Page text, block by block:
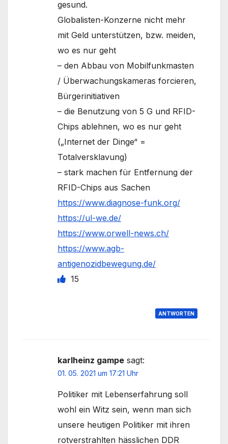
gesund.
Globalisten-Konzerne nicht mehr
mit Geld unterstützen, bzw. meiden,
wo es nur geht
– den Abbau von Mobilfunkmasten
/ Überwachungskameras forcieren,
Bürgerinitiativen
– die Benutzung von 5 G und RFID-
Chips ablehnen, wo es nur geht
(„Internet der Dinge“ =
Totalversklavung)
– stark machen für Entfernung der
RFID-Chips aus Sachen
https://www.diagnose-funk.org/
https://ul-we.de/
https://www.orwell-news.ch/
https://www.agb-
antigenozidbewegung.de/
15
ANTWORTEN
karlheinz gampe sagt:
01. 05. 2021 um 17:21 Uhr
Politiker mit Lebenserfahrung soll
wohl ein Witz sein, wenn man sich
unsere heutigen Politiker mit ihren
rotverstrahlten hässlichen DDR